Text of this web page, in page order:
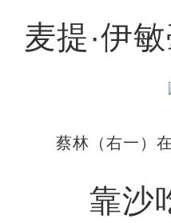
麦提·伊
蔡林（右一）
靠沙吃